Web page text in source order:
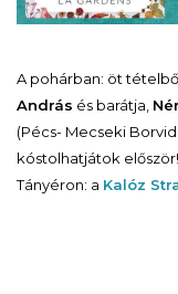
A pohárban: öt
András és barátja,
(Pécs- Mecseki
kóstolhatjátok először!
Tányéron: a Kalóz